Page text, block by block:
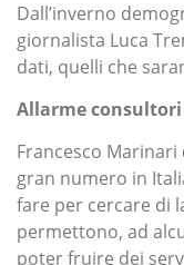
Dall’inverno
giornalista Luca
dati, quelli che
Allarme consultori
Francesco
gran numero in
fare per cercare di
permettono, ad
poter fruire dei